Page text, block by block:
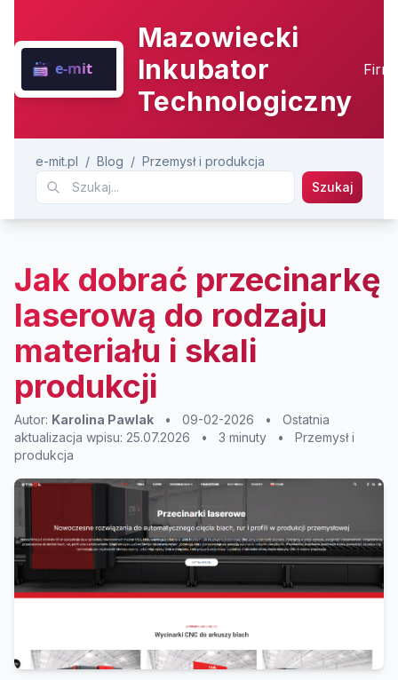
Mazowiecki
Inkubator
Technologiczny
e-mit.pl / Blog / Przemysł i produkcja
Szukaj
Jak dobrać przecinarkę
laserową do rodzaju
materiału i skali
produkcji
Autor: Karolina Pawlak • 09-02-2026 •
Ostatnia
aktualizacja wpisu: 25.07.2026
• 3 minuty •
Przemysł i
produkcja